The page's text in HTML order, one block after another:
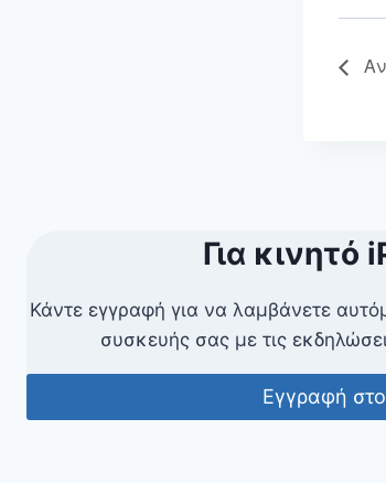
Για κινητό
Κάντε εγγραφή για να λαμβάνετε
συσκευής σας με τις
Εγγραφή